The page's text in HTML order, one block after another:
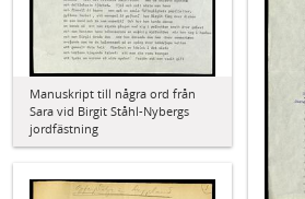
Manuskript till några ord från
Sara vid Birgit Ståhl-Nybergs
jordfästning